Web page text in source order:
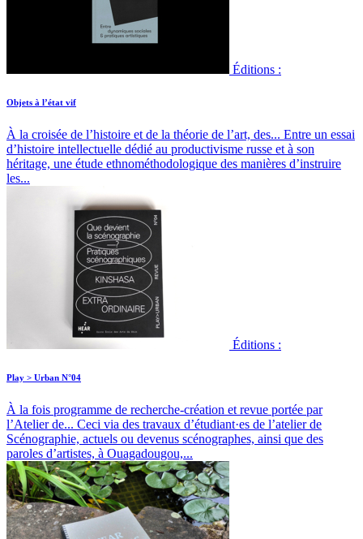
Éditions :
Objets à l’état vif
À la croisée de l’histoire et de la théorie de l’art, des... Entre un essai
d’histoire intellectuelle dédié au productivisme russe et à son
héritage, une étude ethnométhodologique des manières d’instruire
les...
Éditions :
Play > Urban N°04
À la fois programme de recherche-création et revue portée par
l’Atelier de... Ceci via des travaux d’étudiant·es de l’atelier de
Scénographie, actuels ou devenus scénographes, ainsi que des
paroles d’artistes, à Ouagadougou,...